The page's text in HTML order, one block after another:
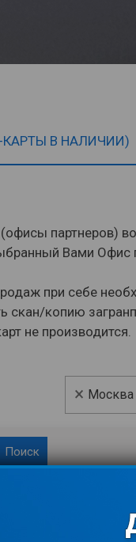
В НАЛИЧИИ)
партнеров)
Вами Офис
при себе
скан/копию
не производится.
× Москва